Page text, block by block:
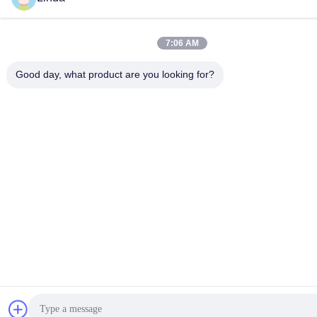
7:06 AM
Good day, what product are you looking for?